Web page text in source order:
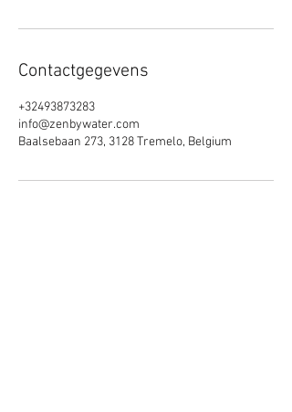
Contactgegevens
+32493873283
info@zenbywater.com
Baalsebaan 273, 3128 Tremelo, Belgium